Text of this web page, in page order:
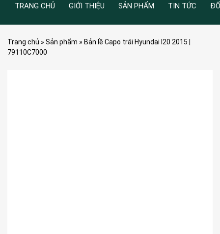
TRANG CHỦ GIỚI THIỆU SẢN PHẨM TIN TỨC
Trang chủ » Sản phẩm » Bản lề Capo trái Hyundai I20 2015 |
79110C7000